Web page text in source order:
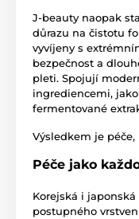
J-beauty naopak
důrazu na čistotu
vyvíjeny s
bezpečnost a
pleti. Spojují
ingrediencemi,
fermentované
Výsledkem je
Péče jako
Korejská i
postupného